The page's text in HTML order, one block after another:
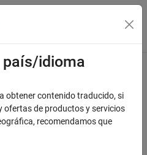
de navegación
was this information?
país/idioma
obtener contenido traducido, si
ofertas de productos y servicios
recomendamos que